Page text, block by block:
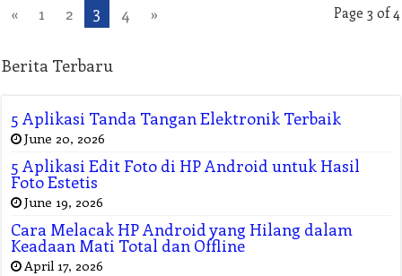
Page 3 of 4
« 1 2 3 4 »
Berita Terbaru
5 Aplikasi Tanda Tangan Elektronik Terbaik
June 20, 2026
5 Aplikasi Edit Foto di HP Android untuk Hasil
Foto Estetis
June 19, 2026
Cara Melacak HP Android yang Hilang dalam
Keadaan Mati Total dan Offline
April 17, 2026